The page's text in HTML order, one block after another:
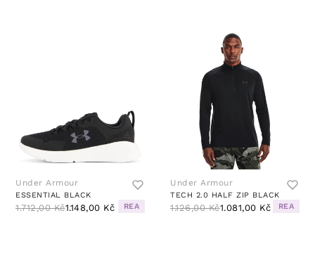
Under Armour
ESSENTIAL BLACK
1.712,00 Kč1.148,00 Kč REA
Under Armour
TECH 2.0 HALF ZIP BLACK
1.126,00 Kč1.081,00 Kč REA